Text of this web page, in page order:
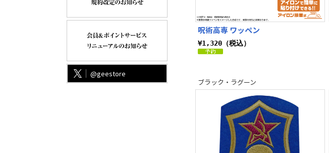
@geestore
呪術高専 ワッペン
¥1,320（税込）
ブラック・ラグーン